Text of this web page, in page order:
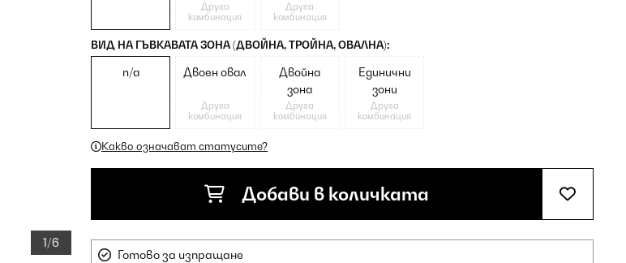
1/6
Друга
комбинация
Друга
комбинация
ВИД НА ГЪВКАВАТА ЗОНА (ДВОЙНА, ТРОЙНА, ОВАЛНА):
n/a Двоен овал
Друга
комбинация
Двойна
зона
Друга
комбинация
Единични
зони
Друга
комбинация
Какво означават статусите?
Добави в количката
Готово за изпращане